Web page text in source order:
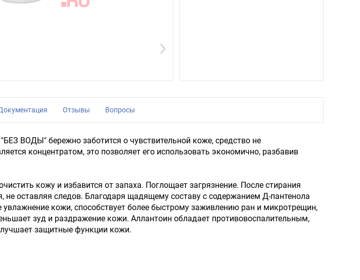
Отзывы Вопросы
ВОДЫ" бережно заботится о чувствительной коже, средство не
концентратом, это позволяет его использовать экономично, разбавив
кожу и избавится от запаха. Поглощает загрязнение. После стирания
не оставляя следов. Благодаря щадящему составу с содержанием Д-пантенола
увлажнение кожи, способствует более быстрому заживлению ран и микротрещин,
зуд и раздражение кожи. Аллантоин обладает противовоспалительным,
защитные функции кожи.